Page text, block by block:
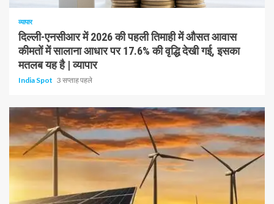
व्यापार
दिल्ली-एनसीआर में 2026 की पहली तिमाही में औसत आवास
कीमतों में सालाना आधार पर 17.6% की वृद्धि देखी गई, इसका
मतलब यह है | व्यापार
India Spot 3 सप्ताह पहले
1 न्यूनतम पढ़ा